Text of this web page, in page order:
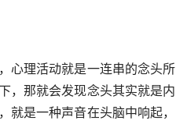
心理活动就是一连串的念头所
，那就会发现念头其实就是内
就是一种声音在头脑中响起，